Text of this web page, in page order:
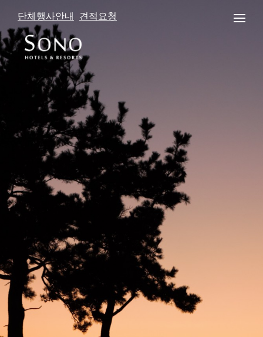
단체행사안내 견적요청